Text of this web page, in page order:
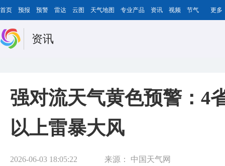
首页 预报 预警 雷达 云图 天气地图 专业产品 资讯 视频 节气 更多
资讯
强对流天气黄色预警：4
以上雷暴大风
2026-06-03 18:05:22 来源： 中国天气网